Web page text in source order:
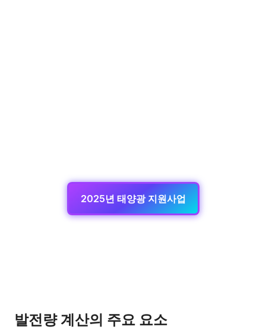
2025년 태양광 지원사업
발전량 계산의 주요 요소